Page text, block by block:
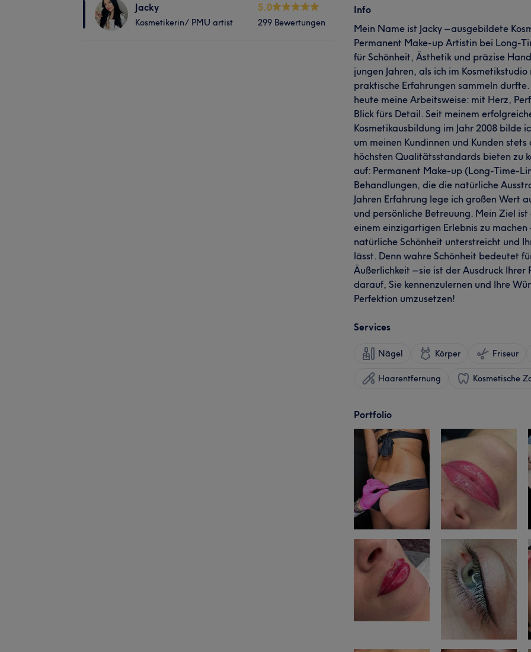
Jacky
Kosmetikerin/ PMU artist
5.0
299 Bewertungen
Info
Mein Name ist Jacky – ausgebildete
Permanent Make-up Artistin bei Long-
für Schönheit, Ästhetik und präzise
jungen Jahren, als ich im
praktische Erfahrungen sammeln
heute meine Arbeitsweise: mit Herz,
Blick fürs Detail. Seit meinem
Kosmetikausbildung im Jahr 2008 bilde
um meinen Kundinnen und Kunden
höchsten Qualitätsstandards bieten zu
auf: Permanent Make-up (Long-Time-
Behandlungen, die die natürliche
Jahren Erfahrung lege ich großen Wert
und persönliche Betreuung. Mein Ziel
einem einzigartigen Erlebnis zu machen
natürliche Schönheit unterstreicht und
lässt. Denn wahre Schönheit bedeutet
Äußerlichkeit – sie ist der Ausdruck Ihrer
darauf, Sie kennenzulernen und Ihre
Perfektion umzusetzen!
Services
Nägel Körper Friseur
Haarentfernung Kosmetische
Portfolio